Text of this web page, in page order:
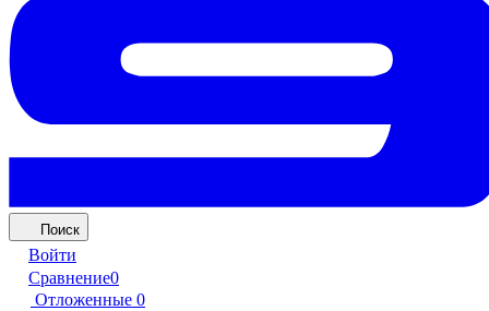
Поиск
Войти
Сравнение0
Отложенные 0